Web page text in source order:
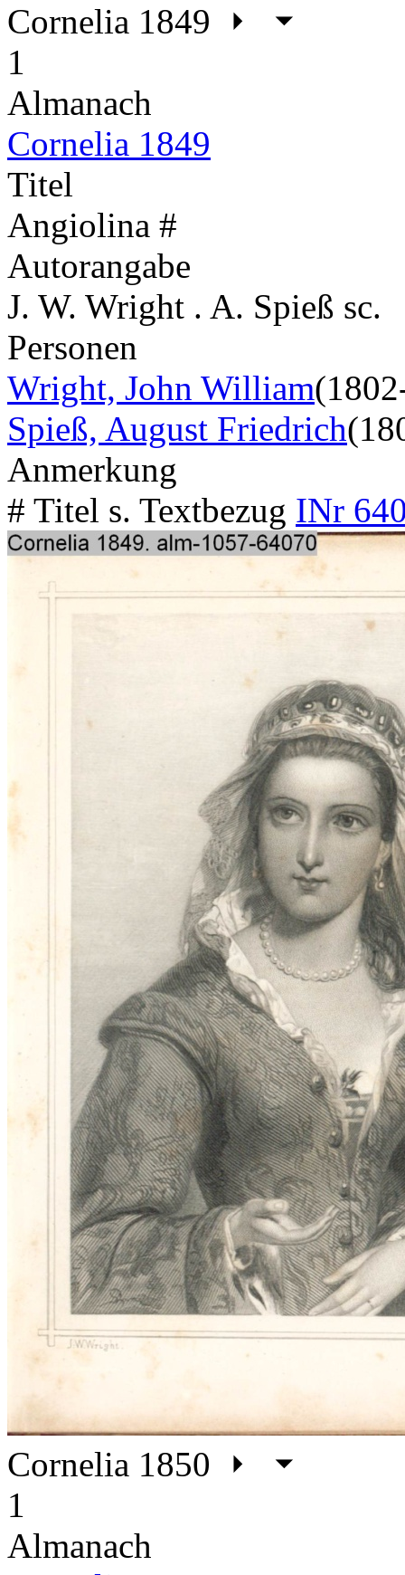
Cornelia 1849
1
Almanach
Cornelia 1849
Titel
Angiolina #
Autorangabe
J. W. Wright . A. Spieß sc.
Personen
Wright, John William
Spieß, August Friedrich
Anmerkung
# Titel s. Textbezug INr
Cornelia 1850
1
Almanach